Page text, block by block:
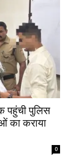
पुलिस
का कराया
0